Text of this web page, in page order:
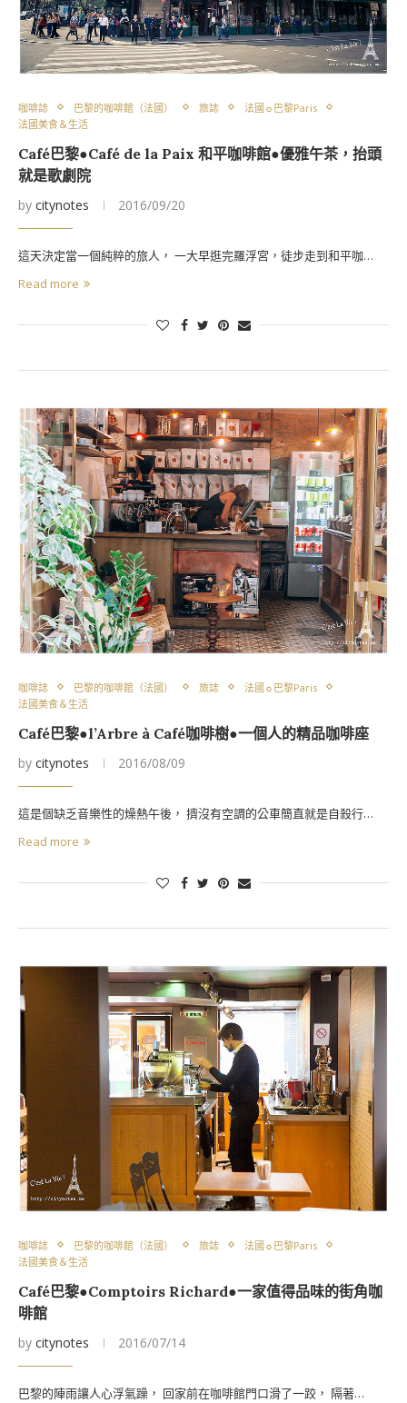
咖啡誌 巴黎的咖啡館（法國） 旅誌
法國☼巴黎Paris
法國美食＆生活
Café巴黎●Café de la Paix 和平咖啡館●優雅午茶，抬頭
就是歌劇院
by citynotes 2016/09/20
這天決定當一個純粹的旅人， 一大早逛完羅浮宮，徒步走到和平咖…
Read more
咖啡誌 巴黎的咖啡館（法國） 旅誌
法國☼巴黎Paris
法國美食＆生活
Café巴黎●l’Arbre à Café咖啡樹●一個人的精品咖啡座
by citynotes 2016/08/09
這是個缺乏音樂性的燥熱午後， 擠沒有空調的公車簡直就是自殺行…
Read more
咖啡誌 巴黎的咖啡館（法國） 旅誌
法國☼巴黎Paris
法國美食＆生活
Café巴黎●Comptoirs Richard●一家值得品味的街角咖
啡館
by citynotes 2016/07/14
巴黎的陣雨讓人心浮氣躁， 回家前在咖啡館門口滑了一跤， 隔著…